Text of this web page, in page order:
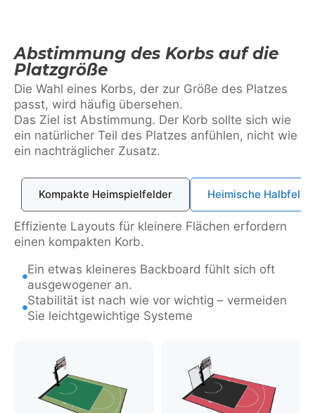
Abstimmung des Korbs auf die
Platzgröße
Die Wahl eines Korbs, der zur Größe des Platzes
passt, wird häufig übersehen.
Das Ziel ist Abstimmung. Der Korb sollte sich wie
ein natürlicher Teil des Platzes anfühlen, nicht wie
ein nachträglicher Zusatz.
Kompakte Heimspielfelder Heimische
Effiziente Layouts für kleinere Flächen erfordern
einen kompakten Korb.
Ein etwas kleineres Backboard fühlt sich oft
ausgewogener an.
Stabilität ist nach wie vor wichtig – vermeiden
Sie leichtgewichtige Systeme